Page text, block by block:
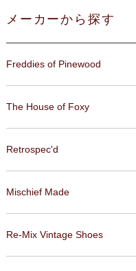
メーカーから探す
Freddies of Pinewood
The House of Foxy
Retrospec'd
Mischief Made
Re-Mix Vintage Shoes